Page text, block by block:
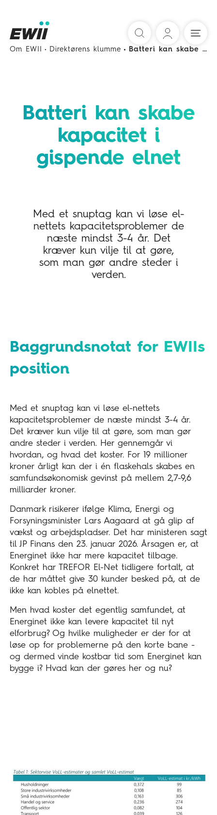
Om EWII Direktørens klumme Batteri kan skabe kapacitet i gispende elnet
Batteri kan skabe
kapacitet i
gispende elnet
Med et snuptag kan vi løse el-
nettets kapacitetsproblemer de
næste mindst 3-4 år. Det
kræver kun vilje til at gøre,
som man gør andre steder i
verden.
Baggrundsnotat for EWIIs
position
Med et snuptag kan vi løse el-nettets
kapacitetsproblemer de næste mindst 3-4 år.
Det kræver kun vilje til at gøre, som man gør
andre steder i verden. Her gennemgår vi
hvordan, og hvad det koster. For 19 millioner
kroner årligt kan der i én flaskehals skabes en
samfundsøkonomisk gevinst på mellem 2,7-9,6
milliarder kroner.
Danmark risikerer ifølge Klima, Energi og
Forsyningsminister Lars Aagaard at gå glip af
vækst og arbejdspladser. Det har ministeren sagt
til JP Finans den 23. januar 2026. Årsagen er, at
Energinet ikke har mere kapacitet tilbage.
Konkret har TREFOR El-Net tidligere fortalt, at
de har måttet give 30 kunder besked på, at de
ikke kan kobles på elnettet.
Men hvad koster det egentlig samfundet, at
Energinet ikke kan levere kapacitet til nyt
elforbrug? Og hvilke muligheder er der for at
løse op for problemerne på den korte bane -
og dermed vinde kostbar tid som Energinet kan
bygge i? Hvad kan der gøres her og nu?